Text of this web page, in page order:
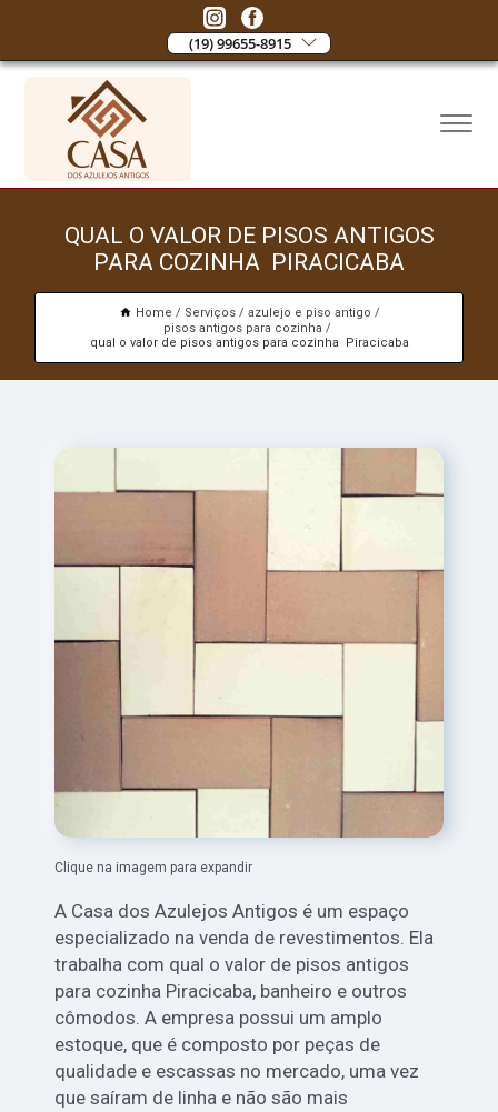
(19) 99655-8915
QUAL O VALOR DE PISOS ANTIGOS
PARA COZINHA PIRACICABA
Home Serviços
azulejo e piso antigo
pisos antigos para cozinha
qual o valor de pisos antigos para cozinha Piracicaba
Clique na imagem para expandir
A Casa dos Azulejos Antigos é um espaço
especializado na venda de revestimentos. Ela
trabalha com qual o valor de pisos antigos
para cozinha Piracicaba, banheiro e outros
cômodos. A empresa possui um amplo
estoque, que é composto por peças de
qualidade e escassas no mercado, uma vez
que saíram de linha e não são mais